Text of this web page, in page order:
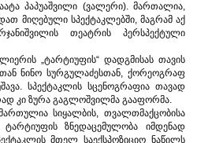
პაპუაშვილი (ვალერი). მართალია,
მიღებული სპექტაკლებში, მაგრამ აქ
თეატრის პერსპექტული
„ტარტიუფის“ დადგმისას თავის
ნინო სურგულაძესთან, ქორეოგრაფ
სპექტაკლის სცენოგრაფია თავად
კი ზურა გაგლოშვილმა გააფორმა.
სიყალბის, თვალთმაქცობისა
ზნედაცემულობა იმდენად
მთელ საექსპოზიციო ნაწილს